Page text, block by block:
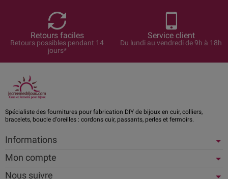
Retours faciles
Retours possibles pendant 14
jours*
Service client
Du lundi au vendredi de 9h à 18h
Spécialiste des fournitures pour fabrication DIY de bijoux en cuir, colliers,
bracelets, boucle d'oreilles : cordons cuir, passants, perles et fermoirs.
Informations
Mon compte
Nous suivre